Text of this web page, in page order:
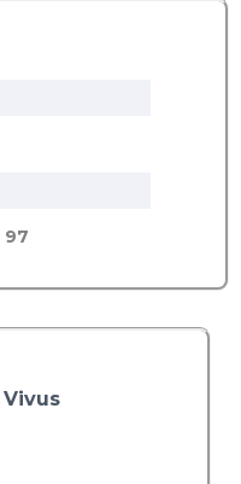
97
Vivus